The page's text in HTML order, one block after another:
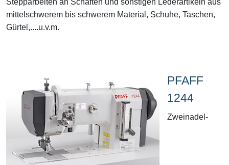
Stepparbeiten an Schäften und sonstigen Lederartikeln aus
mittelschwerem bis schwerem Material, Schuhe, Taschen,
Gürtel,....u.v.m.
PFAFF
1244
Zweinadel-